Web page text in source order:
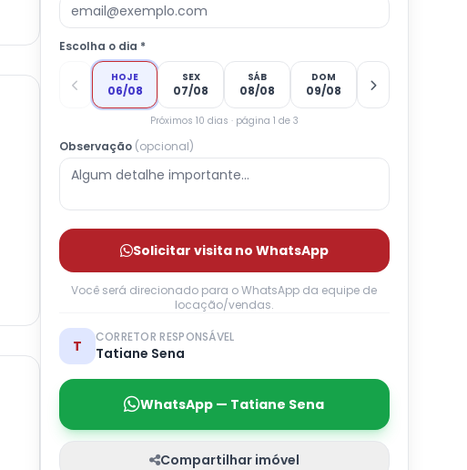
Escolha o dia *
HOJE
06/08
SEX
07/08
SÁB
08/08
DOM
09/08
Próximos 10 dias · página 1 de 3
Observação (opcional)
Solicitar visita no WhatsApp
Você será direcionado para o WhatsApp da equipe de
locação/vendas.
T
CORRETOR RESPONSÁVEL
Tatiane Sena
WhatsApp — Tatiane Sena
Compartilhar imóvel